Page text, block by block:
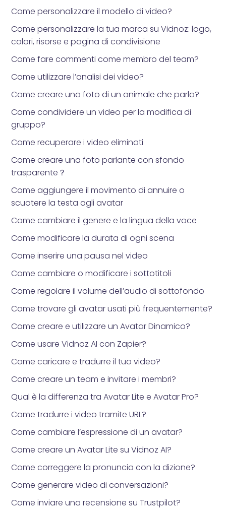
Come personalizzare il modello di video?
Come personalizzare la tua marca su Vidnoz: logo,
colori, risorse e pagina di condivisione
Come fare commenti come membro del team?
Come utilizzare l’analisi dei video?
Come creare una foto di un animale che parla?
Come condividere un video per la modifica di
gruppo?
Come recuperare i video eliminati
Come creare una foto parlante con sfondo
trasparente？
Come aggiungere il movimento di annuire o
scuotere la testa agli avatar
Come cambiare il genere e la lingua della voce
Come modificare la durata di ogni scena
Come inserire una pausa nel video
Come cambiare o modificare i sottotitoli
Come regolare il volume dell’audio di sottofondo
Come trovare gli avatar usati più frequentemente?
Come creare e utilizzare un Avatar Dinamico?
Come usare Vidnoz AI con Zapier?
Come caricare e tradurre il tuo video?
Come creare un team e invitare i membri?
Qual è la differenza tra Avatar Lite e Avatar Pro?
Come tradurre i video tramite URL?
Come cambiare l’espressione di un avatar?
Come creare un Avatar Lite su Vidnoz AI?
Come correggere la pronuncia con la dizione?
Come generare video di conversazioni?
Come inviare una recensione su Trustpilot?